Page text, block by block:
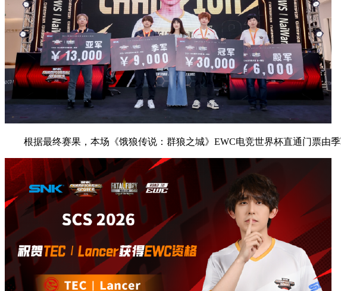
根据最终赛果，本场《饿狼传说：群狼之城》EWC电竞世界杯直通门票由季